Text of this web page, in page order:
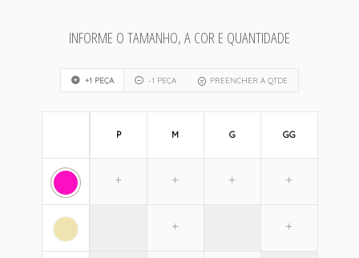
INFORME O TAMANHO, A COR E QUANTIDADE
+1 PEÇA -1 PEÇA PREENCHER A QTDE
P M G GG